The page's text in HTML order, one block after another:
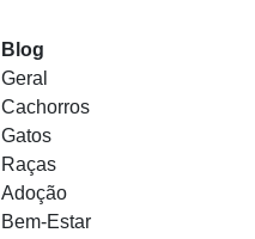
Blog
Geral
Cachorros
Gatos
Raças
Adoção
Bem-Estar